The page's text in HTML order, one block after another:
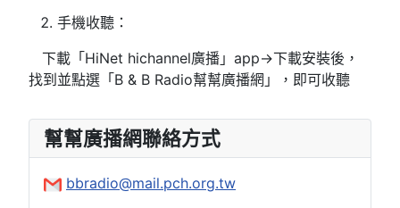
手機收聽：
下載「HiNet hichannel廣播」app→下載安裝後，
找到並點選「B & B Radio幫幫廣播網」，即可收聽
幫幫廣播網聯絡方式
bbradio@mail.pch.org.tw